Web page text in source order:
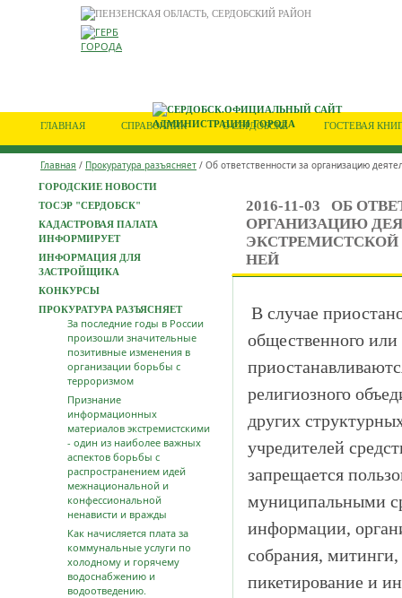
ГЛАВНАЯ СПРАВОЧНИК О СЕРДОБСКЕ ГОСТЕВАЯ
Главная / Прокуратура разъясняет / Об ответственности за организацию
2016-11-03
ОБ
ОРГАНИЗАЦИЮ
ЭКСТРЕМИСТСКОЙ
НЕЙ
В случае
общественного или
религиозного
других
учредителей
запрещается
муниципальными
информации,
собрания,
пикетирование и
ГОРОДСКИЕ НОВОСТИ
ТОСЭР "СЕРДОБСК"
КАДАСТРОВАЯ ПАЛАТА
ИНФОРМИРУЕТ
ИНФОРМАЦИЯ ДЛЯ
ЗАСТРОЙЩИКА
КОНКУРСЫ
ПРОКУРАТУРА РАЗЪЯСНЯЕТ
За последние годы в России
произошли значительные
позитивные изменения в
организации борьбы с
терроризмом
Признание
информационных
материалов экстремистскими
- один из наиболее важных
аспектов борьбы с
распространением идей
межнациональной и
конфессиональной
ненависти и вражды
Как начисляется плата за
коммунальные услуги по
холодному и горячему
водоснабжению и
водоотведению.